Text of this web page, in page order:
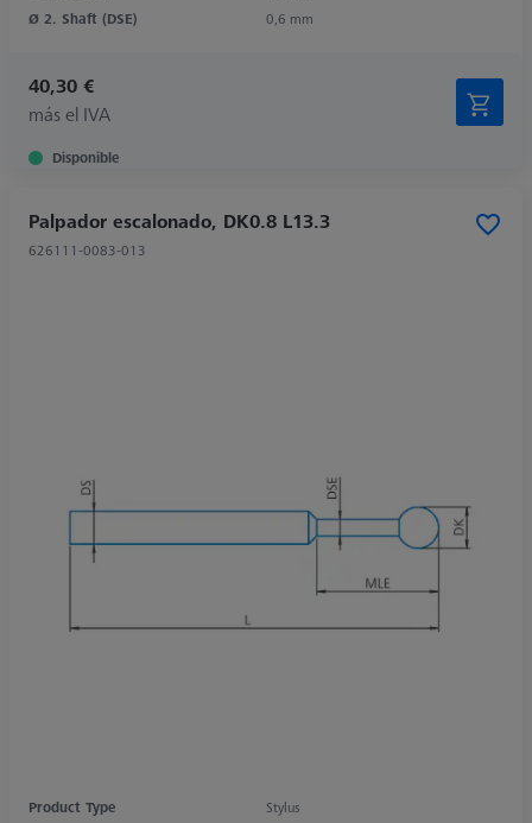
Ø 2. Shaft (DSE)
0,6 mm
40,30 €
más el IVA
Disponible
Palpador escalonado, DK0.8 L13.3
626111-0083-013
Product Type
Stylus